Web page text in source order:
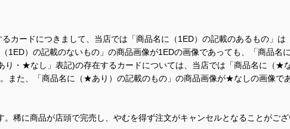
カードにつきまして、当店では「商品名に（1ED）の記載のあるもの」
1ED）の記載のないもの」の商品画像が1EDの画像であっても、「商品名
・★なし」表記)の存在するカードについては、当店では「商品名に（
また、「商品名に（★あり）の記載のもの」の商品画像が★なしの画像で
稀に商品が店頭で完売し、やむを得ず注文がキャンセルとなることがござ